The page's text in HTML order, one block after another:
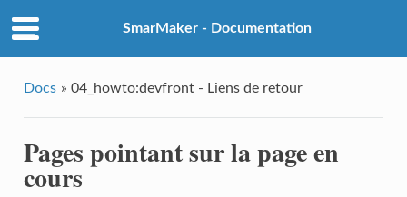
SmarMaker - Documentation
Docs » 04_howto:devfront - Liens de retour
Pages pointant sur la page en
cours